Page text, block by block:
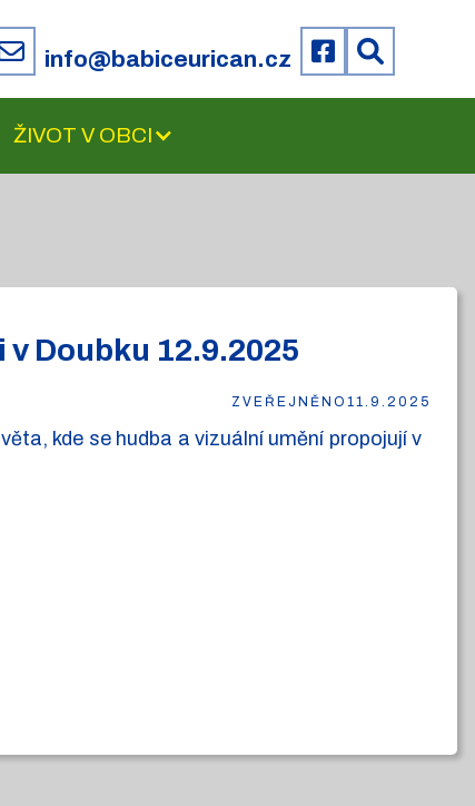
info@babiceurican.cz
ŽIVOT V OBCI
Doubku 12.9.2025
ZVEŘEJNĚNO 11.9.2025
kde se hudba a vizuální umění propojují v